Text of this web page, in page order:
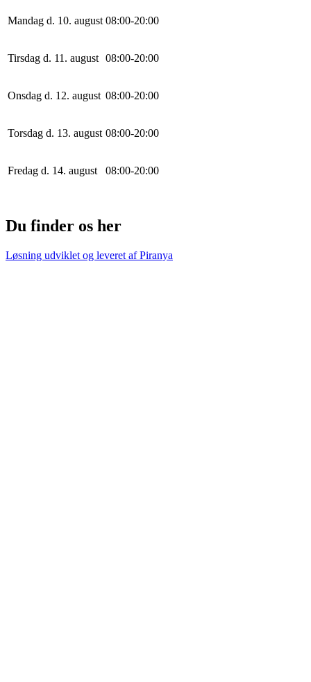
Mandag d. 10. august 08:00-20:00
Tirsdag d. 11. august 08:00-20:00
Onsdag d. 12. august 08:00-20:00
Torsdag d. 13. august 08:00-20:00
Fredag d. 14. august 08:00-20:00
Du finder os her
Løsning udviklet og leveret afPiranya